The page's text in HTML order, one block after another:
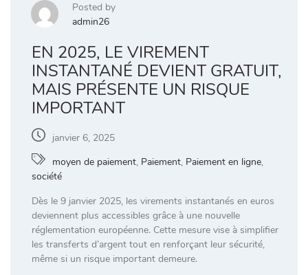
Posted by
admin26
EN 2025, LE VIREMENT
INSTANTANÉ DEVIENT GRATUIT,
MAIS PRÉSENTE UN RISQUE
IMPORTANT
janvier 6, 2025
moyen de paiement, Paiement, Paiement en ligne,
société
Dès le 9 janvier 2025, les virements instantanés en euros
deviennent plus accessibles grâce à une nouvelle
réglementation européenne. Cette mesure vise à simplifier
les transferts d’argent tout en renforçant leur sécurité,
même si un risque important demeure.